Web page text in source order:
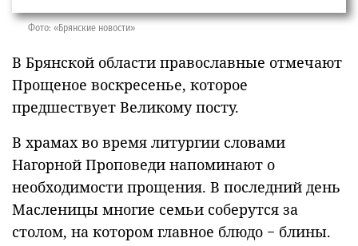
Фото: «Брянские новости»
В Брянской области православные отмечают
Прощеное воскресенье, которое
предшествует Великому посту.
В храмах во время литургии словами
Нагорной Проповеди напоминают о
необходимости прощения. В последний день
Масленицы многие семьи соберутся за
столом, на котором главное блюдо − блины.